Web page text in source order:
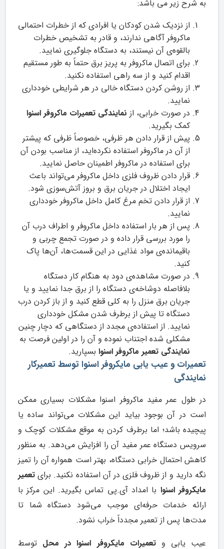
به شرح زیر می باشد:
از نزدیک شدن کودکان یا افرادی که از خطرات احتمالی
ماکروفر آگاهی ندارند، و قادر به تشخیص خطرات
بالقوه‌ی آن نیستند، به دستگاه جلوگیری نمایید.
برای اتصال ماکروفر به پریز برق حتماً به طور مستقیم
اقدام کنید و از سه راهی استفاده نکنید.
از روشن کردن دستگاه خالی در هر شرایطی خودداری
نمایید.
در صورت خرابی، از نمایندگی تعمیرات ماکروفر اسنوا
کمک بگیرید.
پیش از قرار دادن هر ظرفی، خصوصاً ظرفی که پیشتر
از آن‌ در ماکروفر استفاده نکرده‌اید، از مناسب بودن آن
برای استفاده در ماکروفر اطمینان حاصل نمایید.
قرار دادن ظروف فلزی داخل ماکروفر می‌تواند باعث
ایجاد اختلال در جریان برق و بروز آتش‌سوزی شود.
از قرار دادن تخم مرغ کامل داخل ماکروفر خودداری
نمایید.
پس از هر بار استفاده داخل ماکروفر و اطراف درب آن
را مورد بررسی قرار داده و در صورت تجمع چربی و
باقیمانده‌ی مواد غذایی در این قسمت‌ها، آن‌ها پاک
کنید.
در صورت مشاهده‌ی دود به هنگام کار دستگاه
بلافاصله دوشاخه‌ی دستگاه را از برق جدا نمایید و یا
جریان برق منزل را به کلی قطع کنید و از باز کردن درب
دستگاه تا پیش از برطرف شدن مشکل خودداری
نمایید. از استفاده‌ی مجدد از دستگاهی که دچار چنین
مشکلی شده اجتناب نموده و آن را در اولین فرصت به
نمایندگی تعمیر ماکروفر اسنوا بسپارید.
تعمیرات و عیب یابی مایکروفر اسنوا توسط تعمیرکار
نمایندگی
در طول عمر مفید ماکروفر اسنوا مشکلات بسیاری ممکن
است در آن بوجود بیاید این مشکلات می‌تواند ساده یا
پیچیده باشد؛ اما برطرف کردن به‌ موقع مشکلات کوچک و
سرویس دستگاه عمر مفید آن را افزایش می‌دهد. به منظور
کاهش احتمال خرابی دستگاه، بهتر است همواره آن را تمیز
نگه‌ دارید و از ظروف فلزی در آن استفاده نکنید. برای تعمیر
مایکروفر اسنوا با امداد آی.پی تماس بگیرید. این مرکز با
ارائه خدمات حرفه‌ای موجب می‌شود دستگاه شما تا
مدت‌ها پس از تعمیر مجدداً خراب نشود.
عیب یابی وتعمیرات مایکروفر اسنوا در محل توسط